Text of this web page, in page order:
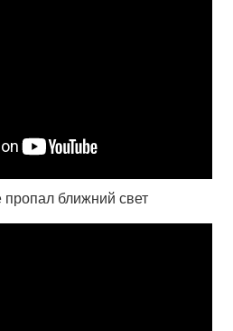
ближний свет